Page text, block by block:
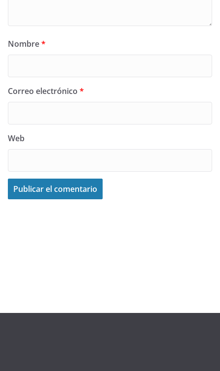
Nombre*
Correo electrónico *
Web